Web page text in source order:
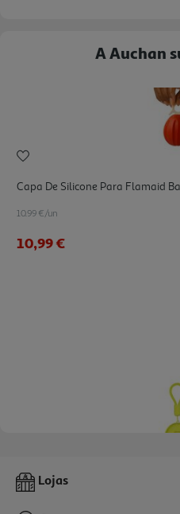
A Auchan
Capa De Silicone Para Flamaid
10.99 €/un
10,99 €
Localizador Cellularline Tracy Tag
Lojas